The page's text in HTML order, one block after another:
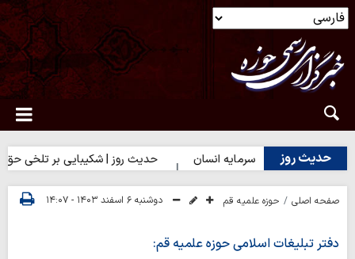
حدیث روز
روز | بهترین سرمایه انسان حدیث روز | شکیبایی بر تلخی حق
صفحه اصلی حوزه علمیه قم دوشنبه ۶ اسفند ۱۴۰۳ - ۱۴:۰۷
دفتر تبلیغات اسلامی حوزه علمیه قم: